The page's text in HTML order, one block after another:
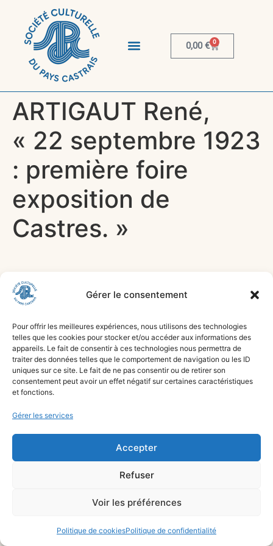
Gérer le consentement
Pour offrir les meilleures expériences, nous utilisons des technologies
telles que les cookies pour stocker et/ou accéder aux informations des
appareils. Le fait de consentir à ces technologies nous permettra de
traiter des données telles que le comportement de navigation ou les ID
uniques sur ce site. Le fait de ne pas consentir ou de retirer son
consentement peut avoir un effet négatif sur certaines caractéristiques
et fonctions.
Gérer les services
Accepter
Refuser
Voir les préférences
Politique de cookiesPolitique de confidentialité
0,00€ 0
ARTIGAUT René,
« 22 septembre 1923
: première foire
exposition de
Castres. »
Société Culturelle du Pays Castrais
© 2025 - Lumézio Studio